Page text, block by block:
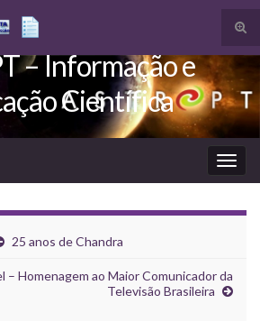
– Informação e
Científica
25 anos de Chandra
– Homenagem ao Maior Comunicador da
Televisão Brasileira